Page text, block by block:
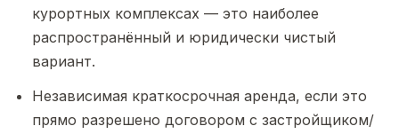
курортных комплексах — это наиболее
распространённый и юридически чистый
вариант.
Независимая краткосрочная аренда, если это
прямо разрешено договором с застройщиком/